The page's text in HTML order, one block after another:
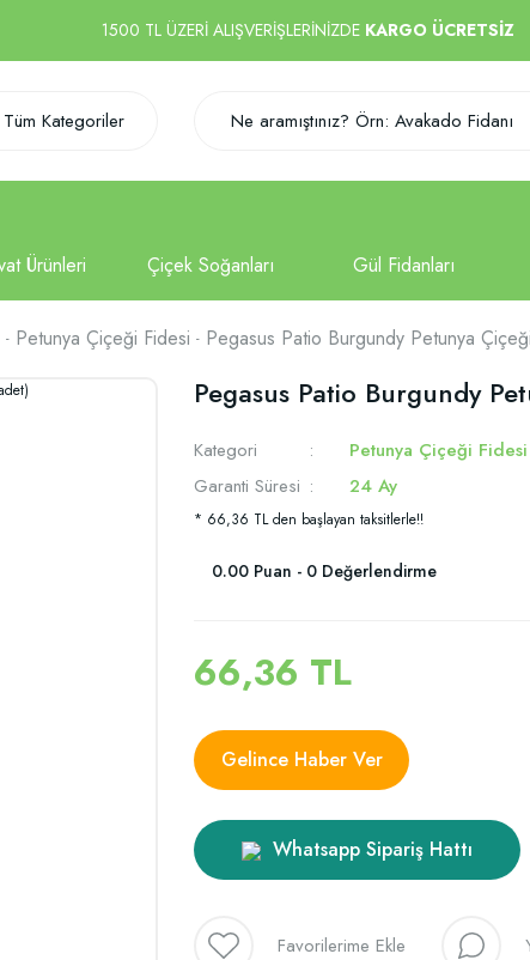
1500 TL ÜZERİ ALIŞVERİŞLERİNİZDE KARGO ÜCRETSİZ
Tüm Kategoriler
Petunya Çiçeği Fidesi Pegasus Patio Burgundy Petunya
Pegasus Patio Burgundy
Kategori
Petunya Çiçeği Fidesi
Garanti Süresi
24 Ay
* 66,36 TL den başlayan taksitlerle!!
0.00 Puan - 0 Değerlendirme
66,36 TL
Gelince Haber Ver
Whatsapp Sipariş Hattı